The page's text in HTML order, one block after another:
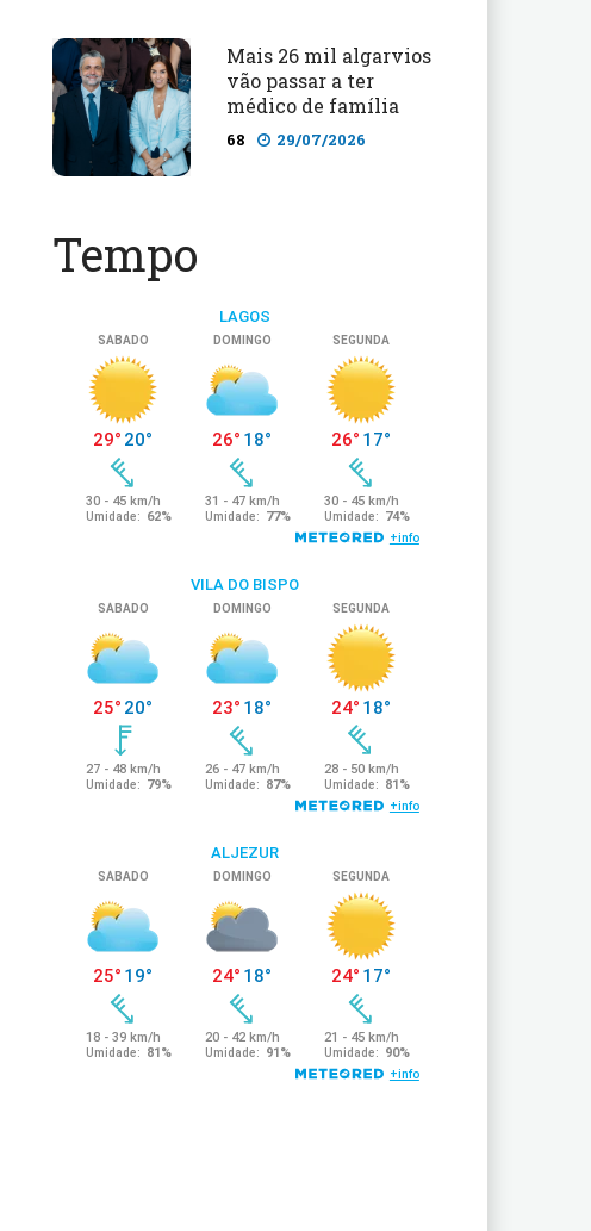
Mais 26 mil algarvios
vão passar a ter
médico de família
68 29/07/2026
Tempo